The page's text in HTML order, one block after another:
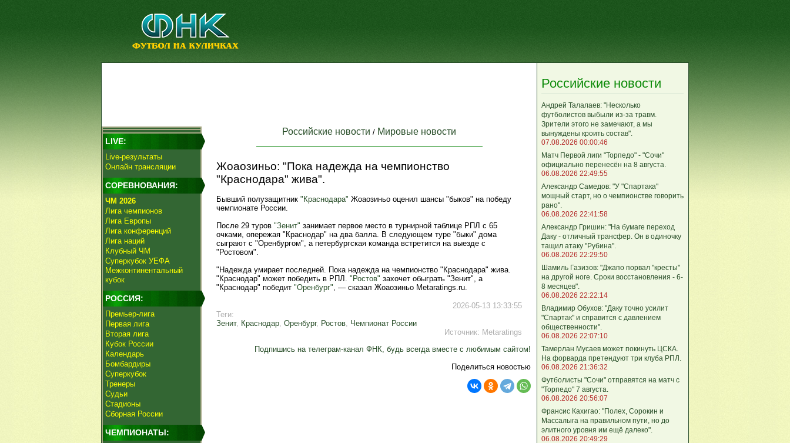
LIVE:
Live-результаты
Онлайн трансляции
СОРЕВНОВАНИЯ:
ЧМ 2026
Лига чемпионов
Лига Европы
Лига конференций
Лига наций
Клубный ЧМ
Суперкубок УЕФА
Межконтинентальный
кубок
РОССИЯ:
Премьер-лига
Первая лига
Вторая лига
Кубок России
Календарь
Бомбардиры
Суперкубок
Тренеры
Судьи
Стадионы
Сборная России
ЧЕМПИОНАТЫ:
Российские новости / Мировые новости
Жоаозиньо: "Пока надежда на чемпионство
"Краснодара" жива".
Бывший полузащитник "Краснодара" Жоаозиньо оценил шансы "быков" на победу
чемпионате России.
После 29 туров "Зенит" занимает первое место в турнирной таблице РПЛ с 65
очками, опережая "Краснодар" на два балла. В следующем туре "быки" дома
сыграют с "Оренбургом", а петербургская команда встретится на выезде с
"Ростовом".
"Надежда умирает последней. Пока надежда на чемпионство "Краснодара" жива.
"Краснодар" может победить в РПЛ. "Ростов" захочет обыграть "Зенит", а
"Краснодар" победит "Оренбург", — сказал Жоаозиньо Metaratings.ru.
2026-05-13 13:33:55
Теги:
Зенит, Краснодар, Оренбург, Ростов, Чемпионат России
Источник: Metaratings
Подпишись на телеграм-канал ФНК, будь всегда вместе с любимым сайтом!
Поделиться новостью
Российские новости
Андрей Талалаев: "Несколько
футболистов выбыли из-за травм.
Зрители этого не замечают, а мы
вынуждены кроить состав".
07.08.2026 00:00:46
Матч Первой лиги "Торпедо" - "Сочи"
официально перенесён на 8 августа.
06.08.2026 22:49:55
Александр Самедов: "У "Спартака"
мощный старт, но о чемпионстве говорить
рано".
06.08.2026 22:41:58
Александр Гришин: "На бумаге переход
Даку - отличный трансфер. Он в одиночку
тащил атаку "Рубина".
06.08.2026 22:29:50
Шамиль Газизов: "Джапо порвал "кресты"
на другой ноге. Сроки восстановления - 6-
8 месяцев".
06.08.2026 22:22:14
Владимир Обухов: "Даку точно усилит
"Спартак" и справится с давлением
общественности".
06.08.2026 22:07:10
Тамерлан Мусаев может покинуть ЦСКА.
На форварда претендуют три клуба РПЛ.
06.08.2026 21:36:32
Футболисты "Сочи" отправятся на матч с
"Торпедо" 7 августа.
06.08.2026 20:56:07
Франсис Кахигао: "Полех, Сорокин и
Массалыга на правильном пути, но до
элитного уровня им ещё далеко".
06.08.2026 20:49:29